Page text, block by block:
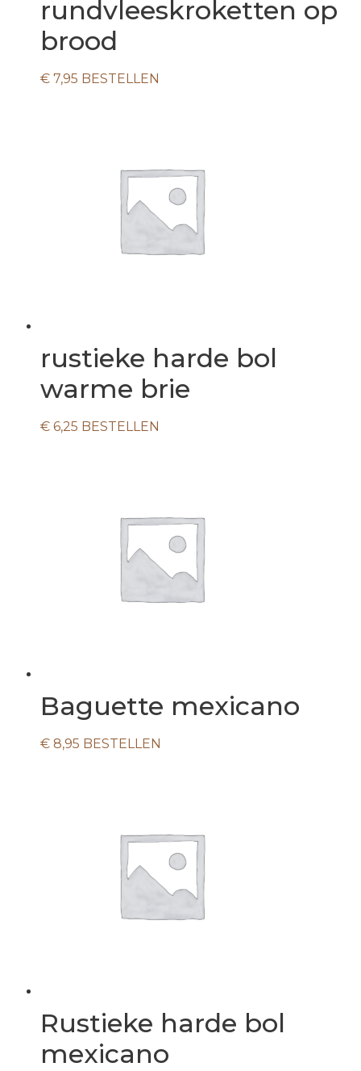
rundvleeskroketten op
brood
€ 7,95 BESTELLEN
rustieke harde bol
warme brie
€ 6,25 BESTELLEN
Baguette mexicano
€ 8,95 BESTELLEN
Rustieke harde bol
mexicano